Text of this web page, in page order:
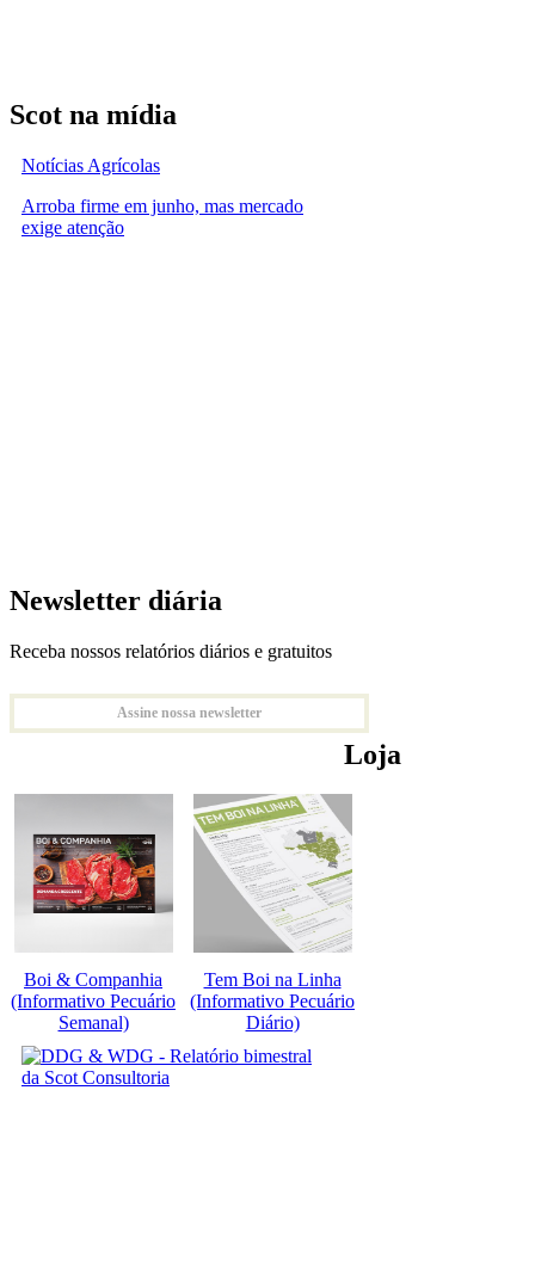
Scot na mídia
Notícias Agrícolas
Arroba firme em junho, mas mercado
exige atenção
Newsletter diária
Receba nossos relatórios diários e gratuitos
Assine nossa newsletter
Loja
Boi & Companhia
(Informativo Pecuário
Semanal)
Tem Boi na Linha
(Informativo Pecuário
Diário)